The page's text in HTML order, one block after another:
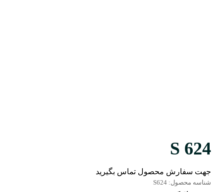
S 624
جهت سفارش محصول تماس بگیرید
شناسه محصول:S624